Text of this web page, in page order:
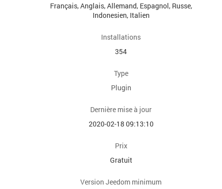
Français, Anglais, Allemand, Espagnol, Russe,
Indonesien, Italien
Installations
354
Type
Plugin
Dernière mise à jour
2020-02-18 09:13:10
Prix
Gratuit
Version Jeedom minimum